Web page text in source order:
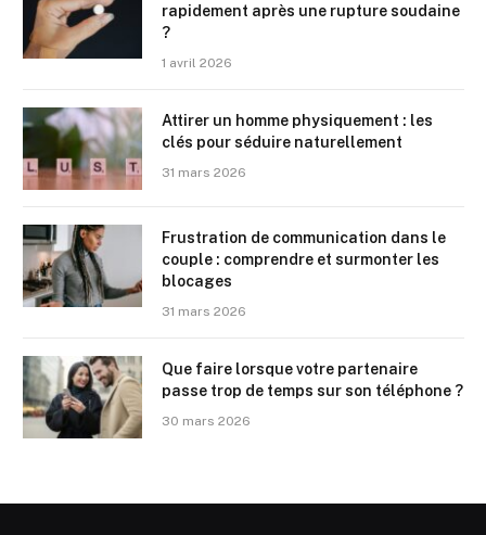
rapidement après une rupture soudaine
?
1 avril 2026
Attirer un homme physiquement : les
clés pour séduire naturellement
31 mars 2026
Frustration de communication dans le
couple : comprendre et surmonter les
blocages
31 mars 2026
Que faire lorsque votre partenaire
passe trop de temps sur son téléphone ?
30 mars 2026